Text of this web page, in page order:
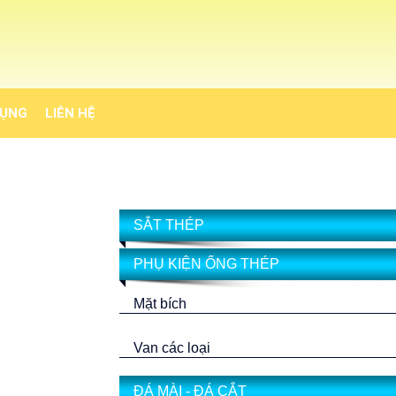
LIÊN HỆ
SẮT THÉP
PHỤ KIỆN ỐNG THÉP
Mặt bích
Van các loại
ĐÁ MÀI - ĐÁ CẮT